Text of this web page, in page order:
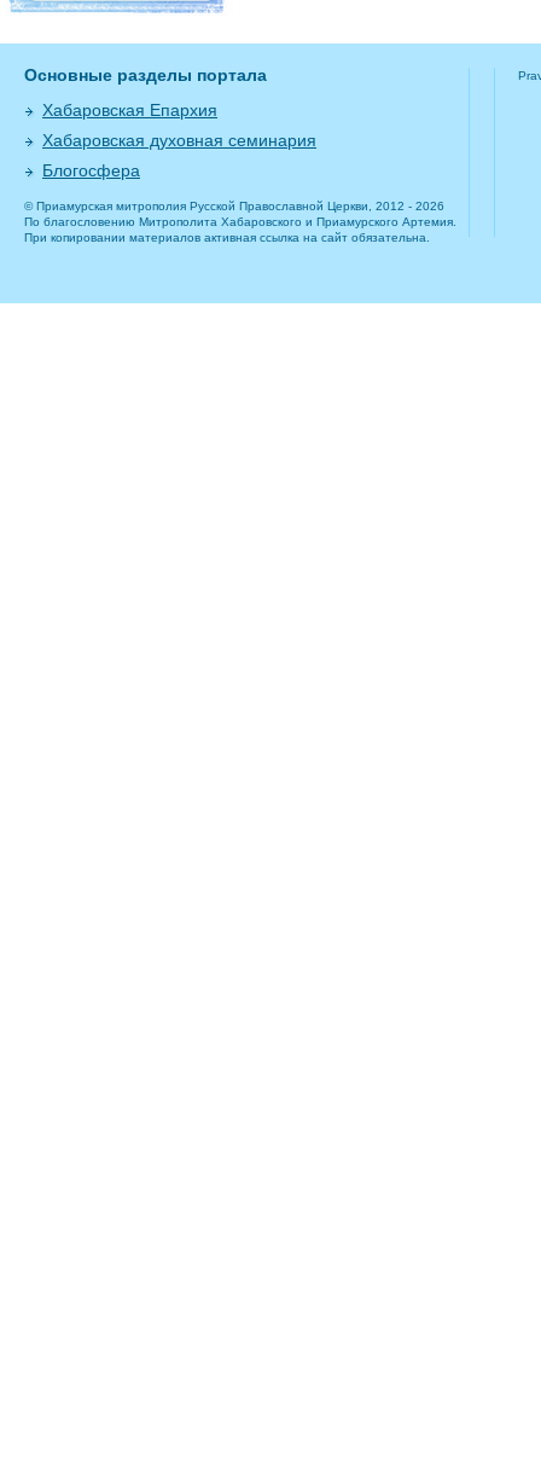
Основные разделы портала
Хабаровская Епархия
Хабаровская духовная семинария
Блогосфера
© Приамурская митрополия Русской Православной Церкви, 2012 - 2026
По благословению Митрополита Хабаровского и Приамурского Артемия.
При копировании материалов активная ссылка на сайт обязательна.